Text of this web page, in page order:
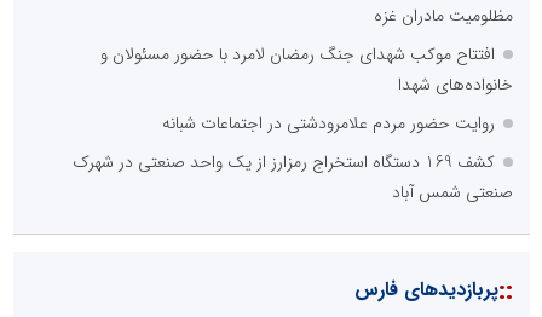
مظلومیت مادران غزه
افتتاح موکب شهدای جنگ رمضان لامرد با حضور مسئولان و
خانواده‌های شهدا
روایت حضور مردم علامرودشتی در اجتماعات شبانه
کشف 169 دستگاه استخراج رمزارز از یک واحد صنعتی در شهرک
صنعتی شمس آباد
::پربازدیدهای فارس